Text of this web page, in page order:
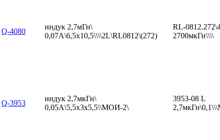
Q-4080
индук 2,7мГн\
0,07А\6,5x10,5\\\\2L\RL0812\(272)
RL-
2700мкГн\\\\
Q-3953
индук 2,7мкГн\
0,05А\5,5x3x5,5\\МОИ-2\
3953-08 L